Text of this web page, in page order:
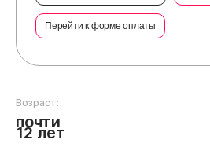
Перейти к форме оплаты
Возраст:
почти
12 лет